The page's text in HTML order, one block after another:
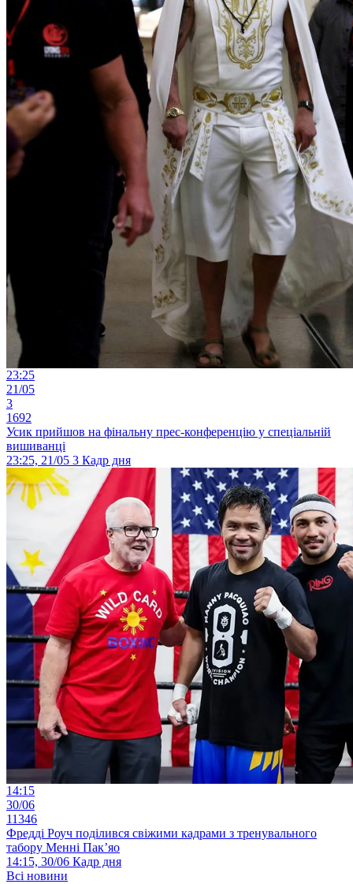
23:25
21/05
3
1692
Усик прийшов на фінальну прес-конференцію у спеціальній
вишиванці
23:25, 21/05 3 Кадр дня
14:15
30/06
11346
Фредді Роуч поділився свіжими кадрами з тренувального
табору Менні Пак’яо
14:15, 30/06 Кадр дня
Всі новини